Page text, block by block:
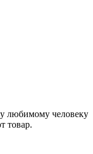
любимому человеку
товар.